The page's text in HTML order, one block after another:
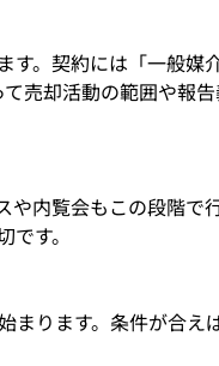
す。契約には「一般媒
売却活動の範囲や報
や内覧会もこの段階で
す。
まります。条件が合え